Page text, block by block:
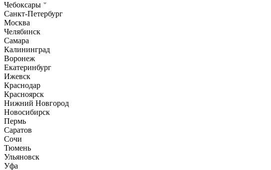
Чебоксары
Санкт-Петербург
Москва
Челябинск
Самара
Калининград
Воронеж
Екатеринбург
Ижевск
Краснодар
Красноярск
Нижний Новгород
Новосибирск
Пермь
Саратов
Сочи
Тюмень
Ульяновск
Уфа